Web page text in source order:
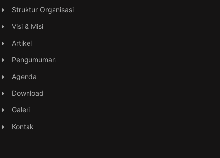
Struktur Organisasi
Visi & Misi
Artikel
Pengumuman
Agenda
Download
Galeri
Kontak